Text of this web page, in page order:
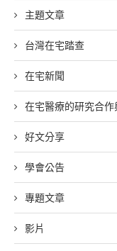
主題文章
台灣在宅踏查
在宅新聞
在宅醫療的研究合作
好文分享
學會公告
專題文章
影片